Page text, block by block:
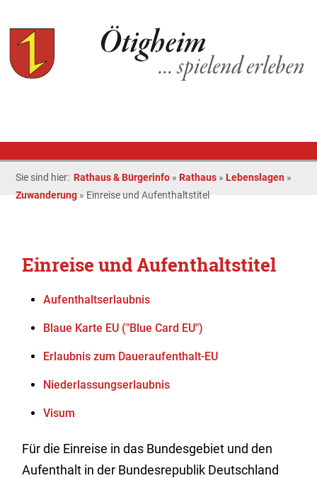
Sie sind hier: Rathaus & Bürgerinfo » Rathaus » Lebenslagen »
Zuwanderung» Einreise und Aufenthaltstitel
Einreise und Aufenthaltstitel
Aufenthaltserlaubnis
Blaue Karte EU ("Blue Card EU")
Erlaubnis zum Daueraufenthalt-EU
Niederlassungserlaubnis
Visum
Für die Einreise in das Bundesgebiet und den
Aufenthalt in der Bundesrepublik Deutschland